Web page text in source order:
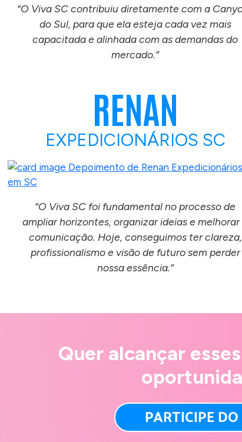
“O Viva SC contribuiu diretamente com a
do Sul, para que ela esteja cada vez mais
capacitada e alinhada com as demandas do
mercado.”
RENAN
EXPEDICIONÁRIOS SC
“O Viva SC foi fundamental no processo de
ampliar horizontes, organizar ideias e melhorar
comunicação. Hoje, conseguimos ter clareza,
profissionalismo e visão de futuro sem perder
nossa essência.”
Quer alcançar
PARTICIPE